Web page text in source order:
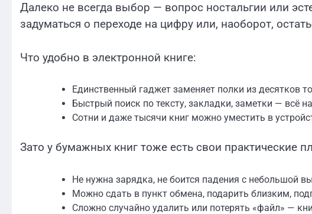
Далеко не всегда выбор — вопрос ностальгии или
задуматься о переходе на цифру или, наоборот,
Что удобно в электронной книге:
Единственный гаджет заменяет полки из десятков
Быстрый поиск по тексту, закладки, заметки — всё
Сотни и даже тысячи книг можно уместить в
Зато у бумажных книг тоже есть свои практические
Не нужна зарядка, не боится падения с небольшой
Можно сдать в пункт обмена, подарить близким,
Сложно случайно удалить или потерять «файл» —